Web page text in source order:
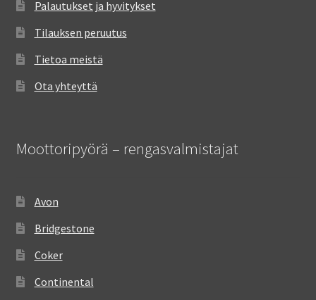
Palautukset ja hyvitykset
Tilauksen peruutus
Tietoa meistä
Ota yhteyttä
Moottoripyörä – rengasvalmistajat
Avon
Bridgestone
Coker
Continental